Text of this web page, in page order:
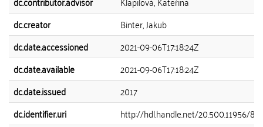
dc.creator
Binter, Jakub
dc.date.accessioned
2021-09-06T17:18:24Z
dc.date.available
2021-09-06T17:18:24Z
dc.date.issued
2017
dc.identifier.uri
http://hdl.handle.net/20.500.11956/